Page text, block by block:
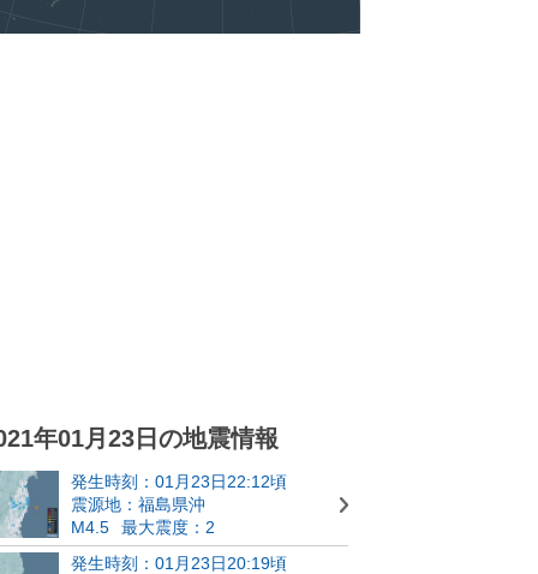
年01月23日の地震情報
発生時刻：01月23日22:12頃
震源地：福島県沖
M4.5
最大震度：2
発生時刻：01月23日20:19頃